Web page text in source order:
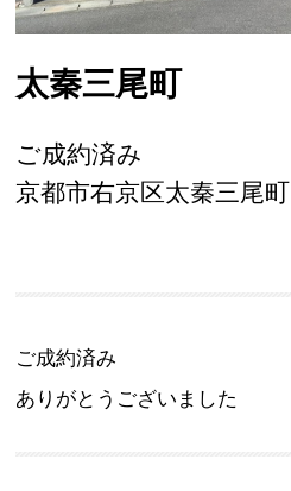
太秦三尾町
ご成約済み
京都市右京区太秦三尾町
ご成約済み
ありがとうございました